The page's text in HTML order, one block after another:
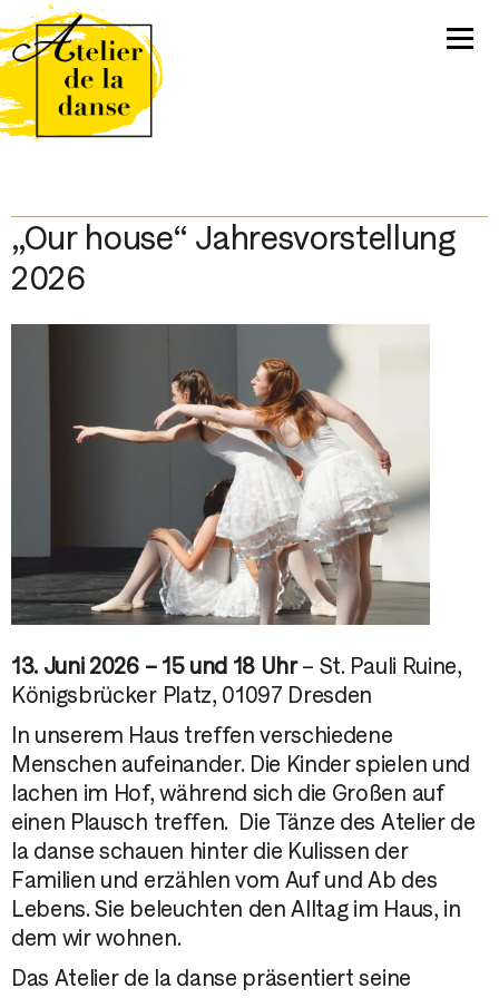
„Our house“ Jahresvorstellung
2026
13. Juni 2026 – 15 und 18 Uhr– St. Pauli Ruine,
Königsbrücker Platz, 01097 Dresden
In unserem Haus treffen verschiedene
Menschen aufeinander. Die Kinder spielen und
lachen im Hof, während sich die Großen auf
einen Plausch treffen. Die Tänze des Atelier de
la danse schauen hinter die Kulissen der
Familien und erzählen vom Auf und Ab des
Lebens. Sie beleuchten den Alltag im Haus, in
dem wir wohnen.
Das Atelier de la danse präsentiert seine